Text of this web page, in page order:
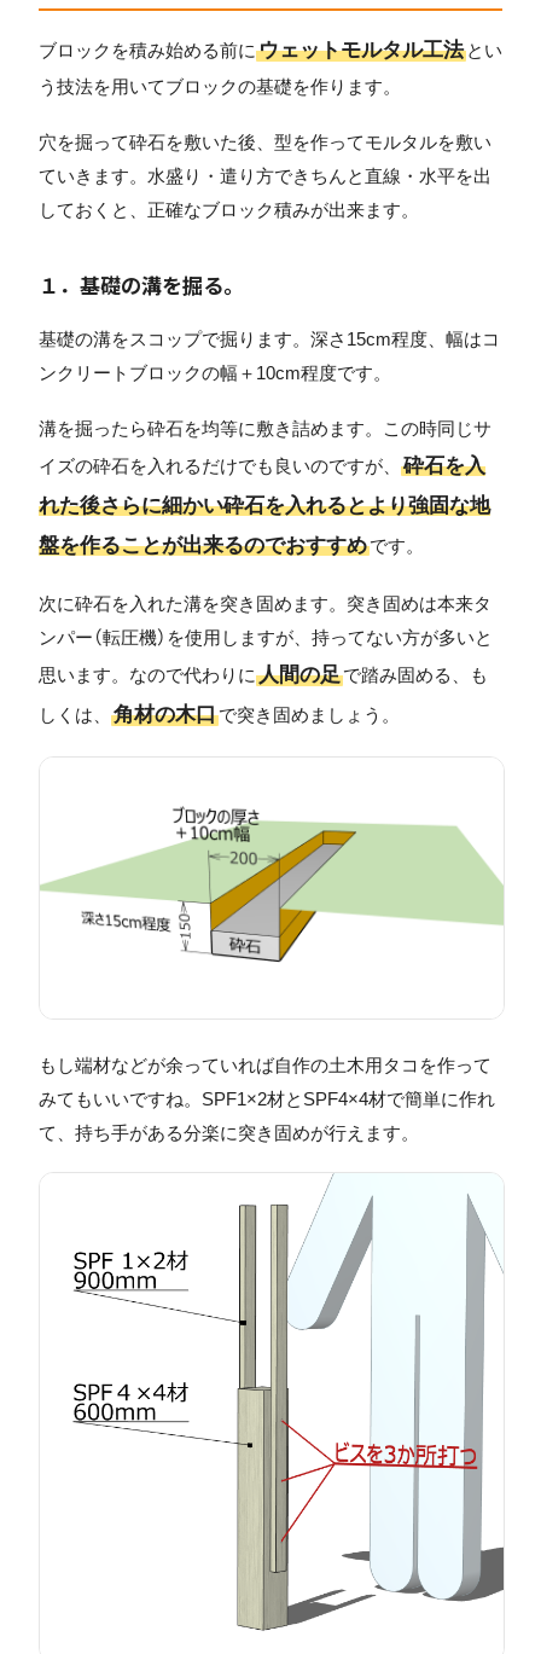
ブロックを積み始める前に ウェットモルタル工法 とい
う技法を用いてブロックの基礎を作ります。
穴を掘って砕石を敷いた後、型を作ってモルタルを敷い
ていきます。水盛り・遣り方できちんと直線・水平を出
しておくと、正確なブロック積みが出来ます。
１．基礎の溝を掘る。
基礎の溝をスコップで掘ります。深さ15cm程度、幅はコ
ンクリートブロックの幅＋10cm程度です。
溝を掘ったら砕石を均等に敷き詰めます。この時同じサ
イズの砕石を入れるだけでも良いのですが、
砕石を入
れた後さらに細かい砕石を入れるとより強固な地
盤を作ることが出来るのでおすすめです。
次に砕石を入れた溝を突き固めます。突き固めは本来タ
ンパー（転圧機）を使用しますが、持ってない方が多いと
思います。なので代わりに 人間の足で踏み固める、も
しくは、
角材の木口で突き固めましょう。
もし端材などが余っていれば自作の土木用タコを作って
みてもいいですね。SPF1×2材とSPF4×4材で簡単に作れ
て、持ち手がある分楽に突き固めが行えます。